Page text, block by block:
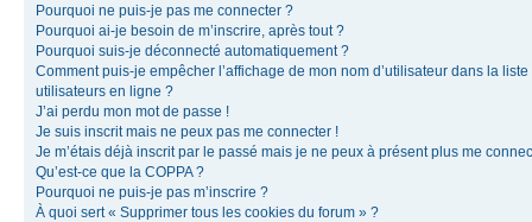
Pourquoi ne puis-je pas me connecter ?
Pourquoi ai-je besoin de m’inscrire, après tout ?
Pourquoi suis-je déconnecté automatiquement ?
Comment puis-je empêcher l’affichage de mon nom d’utilisateur dans la liste
utilisateurs en ligne ?
J’ai perdu mon mot de passe !
Je suis inscrit mais ne peux pas me connecter !
Je m’étais déjà inscrit par le passé mais je ne peux à présent plus me
Qu’est-ce que la COPPA ?
Pourquoi ne puis-je pas m’inscrire ?
À quoi sert « Supprimer tous les cookies du forum » ?